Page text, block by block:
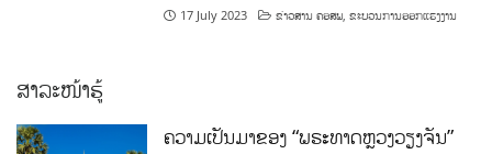
17 July 2023 ຂ່າວສານ ຄອສພ,ຂະບວນການອອກແຮງງານ
ສາລະໜ້າຮູ້
ຄວາມເປັນມາຂອງ “ພຣະທາດຫຼວງວຽງຈັນ”